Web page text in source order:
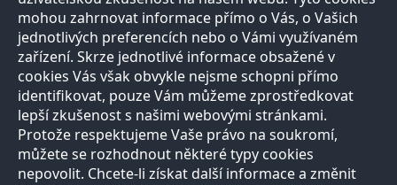
mohou zahrnovat informace přímo o Vás, o Vašich
jednotlivých preferencích nebo o Vámi využívaném
zařízení. Skrze jednotlivé informace obsažené v
cookies Vás však obvykle nejsme schopni přímo
identifikovat, pouze Vám můžeme zprostředkovat
lepší zkušenost s našimi webovými stránkami.
Protože respektujeme Vaše právo na soukromí,
můžete se rozhodnout některé typy cookies
nepovolit. Chcete-li získat další informace a změnit